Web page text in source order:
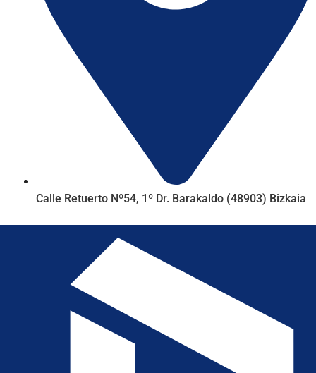
Calle Retuerto Nº54, 1º Dr. Barakaldo (48903) Bizkaia